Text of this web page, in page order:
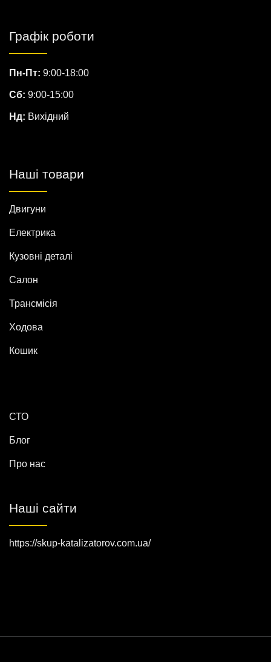
Графік роботи
Пн-Пт: 9:00-18:00
Сб: 9:00-15:00
Нд: Вихідний
Наші товари
Двигуни
Електрика
Кузовні деталі
Салон
Трансмісія
Ходова
Кошик
СТО
Блог
Про нас
Наші сайти
https://skup-katalizatorov.com.ua/